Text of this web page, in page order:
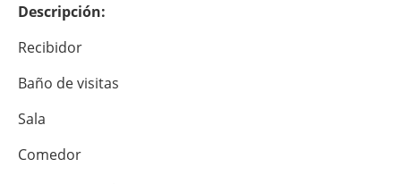
Descripción:
Recibidor
Baño de visitas
Sala
Comedor